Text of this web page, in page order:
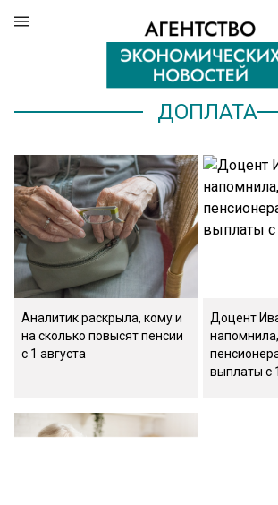
ДОПЛАТА
Аналитик раскрыла, кому и
на сколько повысят пенсии
с 1 августа
Доцент
выплаты c